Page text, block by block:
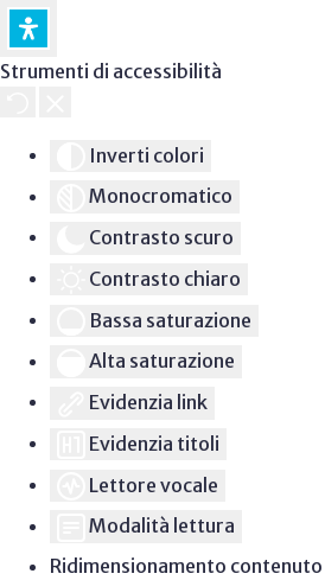
Strumenti di accessibilità
Inverti colori
Monocromatico
Contrasto scuro
Contrasto chiaro
Bassa saturazione
Alta saturazione
Evidenzia link
Evidenzia titoli
Lettore vocale
Modalità lettura
Ridimensionamento contenuto